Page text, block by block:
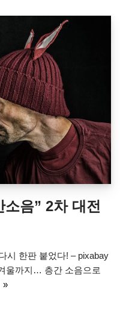
음” 2차 대전
시 한판 붙었다! – pixabay
울까지… 층간 소음으로
»